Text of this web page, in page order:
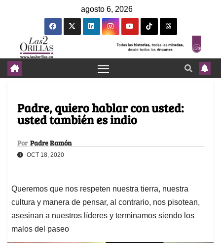
agosto 6, 2026
Padre, quiero hablar con usted:
usted también es indio
Por Padre Ramón
OCT 18, 2020
Queremos que nos respeten nuestra tierra, nuestra
cultura y manera de pensar, al contrario, nos pisotean,
asesinan a nuestros líderes y terminamos siendo los
malos del paseo